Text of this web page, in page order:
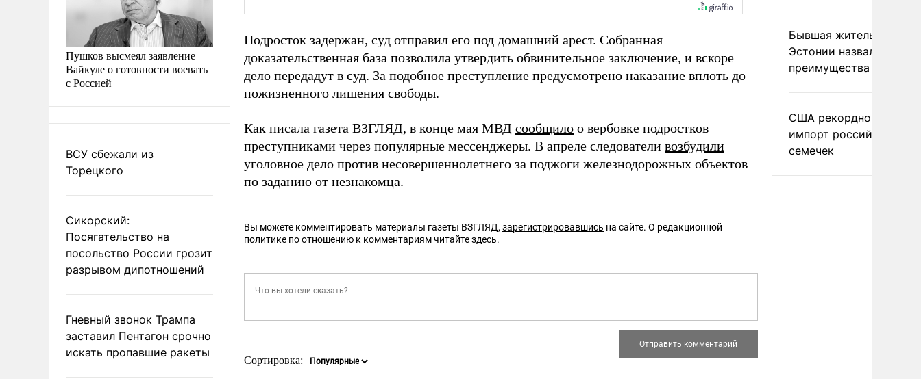
Пушков высмеял заявление
Вайкуле о готовности воевать
с Россией
ВСУ сбежали из
Торецкого
Сикорский:
Посягательство на
посольство России грозит
разрывом дипотношений
Гневный звонок Трампа
заставил Пентагон срочно
искать пропавшие ракеты
Подросток задержан, суд отправил его под домашний арест. Собранная
доказательственная база позволила утвердить обвинительное заключение, и вскоре
дело передадут в суд. За подобное преступление предусмотрено наказание вплоть до
пожизненного лишения свободы.
Как писала газета ВЗГЛЯД, в конце мая МВД сообщило о вербовке подростков
преступниками через популярные мессенджеры. В апреле следователи возбудили
уголовное дело против несовершеннолетнего за поджоги железнодорожных объектов
по заданию от незнакомца.
Вы можете комментировать материалы газеты ВЗГЛЯД, зарегистрировавшись на сайте. О редакционной
политике по отношению к комментариям читайтездесь.
Сортировка:
Бывшая жительница
Эстонии назвала
преимущества России
США рекордно
импорт российских
семечек